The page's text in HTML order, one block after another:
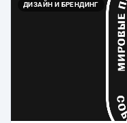
ДИЗАЙН И БРЕНДИНГ